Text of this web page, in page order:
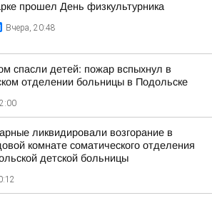
прошел День физкультурника
Вчера, 20:48
спасли детей: пожар вспыхнул в
отделении больницы в Подольске
ликвидировали возгорание в
комнате соматического отделения
детской больницы